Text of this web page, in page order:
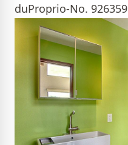
duProprio-No. 926359